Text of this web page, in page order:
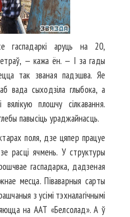
гаспадаркі аруць на 20,
— кажа ён. — І за гады
так званая падэшва. Яе
вада сыходзіла глыбока, а
вялікую плошчу сілкавання.
павысіць ураджайнасць.
поля, дзе цяпер працуе
расці ячмень. У структуры
гаспадарка, дадзеная
месца. Піваварныя сарты
з усімі тэхналагічнымі
на ААТ «Белсолад». А ў